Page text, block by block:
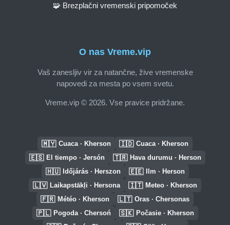
O nas Vreme.vip
Vaš zanesljiv vir za natančne, žive vremenske
napovedi za mesta po vsem svetu.
Vreme.vip © 2026. Vse pravice pridržane.
🧩 Brezplačni vremenski pripomoček
🇲🇾 Cuaca · Kherson 🇮🇩 Cuaca · Kherson
🇪🇸 El tiempo · Jersón 🇹🇷 Hava durumu · Herson
🇭🇺 Időjárás · Herszon 🇪🇪 Ilm · Herson
🇱🇻 Laikapstākļi · Hersona 🇮🇹 Meteo · Kherson
🇫🇷 Météo · Kherson 🇱🇹 Oras · Chersonas
🇵🇱 Pogoda · Chersoń 🇸🇰 Počasie · Kherson